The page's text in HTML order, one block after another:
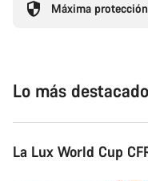
Máxima
Lo más
La Lux World Cup